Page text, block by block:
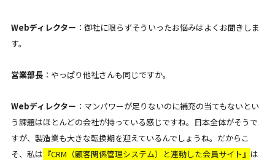
Webディレクター ：御社に限らずそういったお悩みはよくお聞きしま
す。
営業部長 ：やっぱり他社さんも同じですか。
Webディレクター ：マンパワーが足りないのに補充の当てもないとい
う課題はほとんどの会社が持っている感じですね。日本全体がそうで
すが、製造業も大きな転換期を迎えているんでしょうね。だからこ
そ、私は 『CRM（顧客関係管理システム）と連動した会員サイト』 は